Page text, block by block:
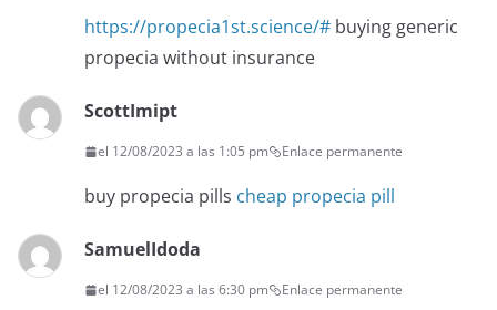
https://propecia1st.science/# buying generic
propecia without insurance
ScottImipt
el 12/08/2023 a las 1:05 pm Enlace permanente
buy propecia pills cheap propecia pill
SamuelIdoda
el 12/08/2023 a las 6:30 pm Enlace permanente